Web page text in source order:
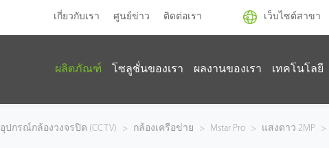
เกี่ยวกับเรา ศูนย์ข่าว ติดต่อเรา เว็บไซต์สาขา
ผลิตภัณฑ์ โซลูชั่นของเรา ผลงานของเรา เทคโนโลยี
อุปกรณ์กล้องวงจรปิด (CCTV) > กล้องเครือข่าย > Mstar Pro > แสงดาว 2MP >